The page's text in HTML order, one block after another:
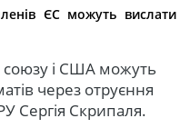
ЄС можуть вислати
союзу і США можуть
через отруєння
Сергія Скрипаля.